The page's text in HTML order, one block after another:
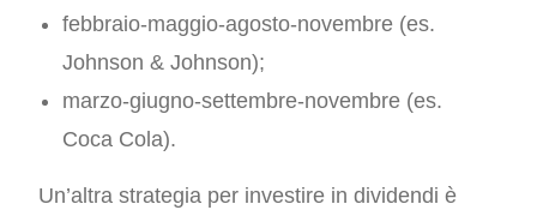
febbraio-maggio-agosto-novembre (es.
Johnson & Johnson);
marzo-giugno-settembre-novembre (es.
Coca Cola).
Un’altra strategia per investire in dividendi è